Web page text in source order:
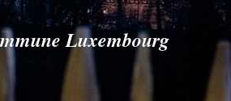
Luxembourg